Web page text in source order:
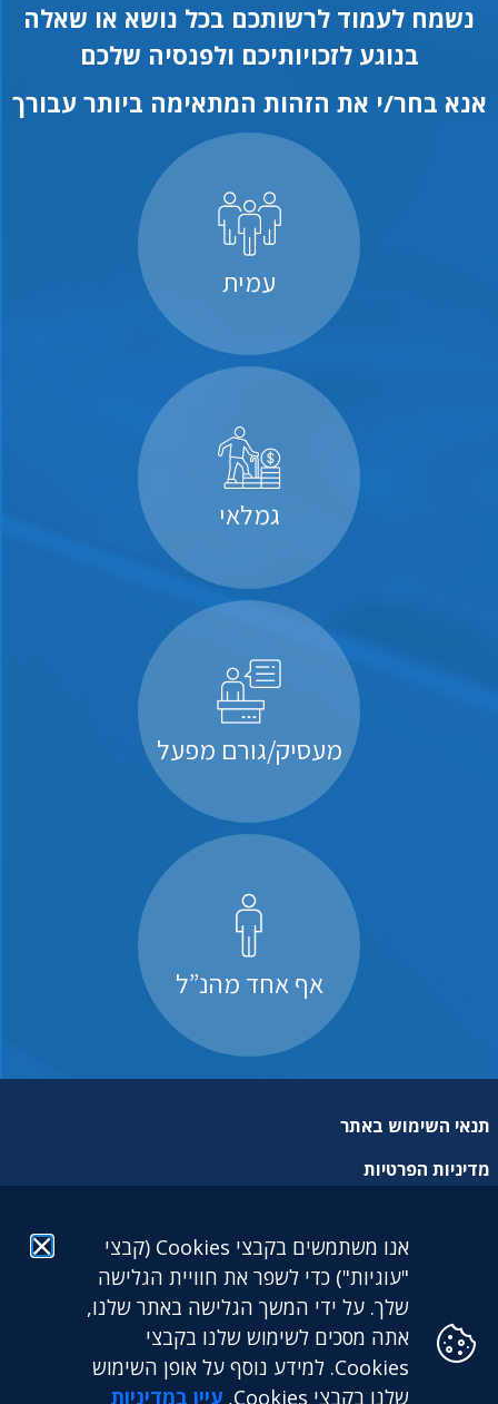
נשמח לעמוד לרשותכם בכל נושא או שאלה
בנוגע לזכויותיכם ולפנסיה שלכם
אנא בחר/י את הזהות המתאימה ביותר עבורך
עמית
גמלאי
מעסיק/גורם מפעל
אף אחד מהנ”ל
תנאי השימוש באתר
מדיניות הפרטיות
הצהרת נגישות
גילעד גמלאות לעובדים דתיים בע"מ: מגדל הכשרת היישוב (קומה
אנו משתמשים בקבצי Cookies (קבצי
"עוגיות") כדי לשפר את חוויית הגלישה
שלך. על ידי המשך הגלישה באתר שלנו,
אתה מסכים לשימוש שלנו בקבצי
Cookies. למידע נוסף על אופן השימוש
שלנו בקבצי Cookies,
עיין במדיניות